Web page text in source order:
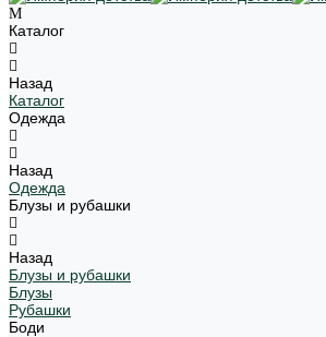
Каталог
Назад
Каталог
Одежда
Назад
Одежда
Блузы и рубашки
Назад
Блузы и рубашки
Блузы
Рубашки
Боди